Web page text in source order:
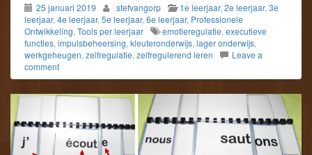
25 januari 2019 stefvangorp 1e leerjaar, 2e leerjaar, 3e
leerjaar, 4e leerjaar, 5e leerjaar, 6e leerjaar, Professionele
Ontwikkeling, Tools per leerjaar emotieregulatie, executieve
functies, impulsbeheersing, kleuteronderwijs, lager onderwijs,
werkgeheugen, zelfregulatie, zelfregulerend leren
Leave a
comment